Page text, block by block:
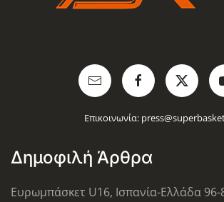
Επικοινωνία:
Δημοφιλή Άρθρα
Ευρωμπάσκετ U16, Ισπανία-Ελλάδα 96-